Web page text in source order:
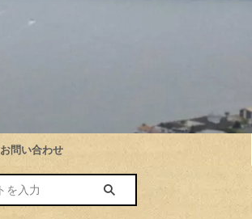
お問い合わせ